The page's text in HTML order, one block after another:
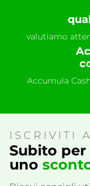
valutiamo
Accumula
ISCRIVITI
Subito per
uno